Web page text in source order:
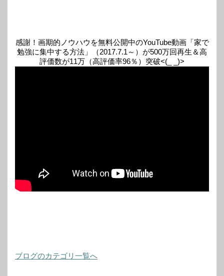
感謝！画期的ノウハウを無料公開中のYouTube動画「家で
勉強に集中する方法」（2017.7.1～）が500万回再生＆高
評価数が11万（高評価率96％）突破<(_ _)>
ブログのカテゴリ一覧へ